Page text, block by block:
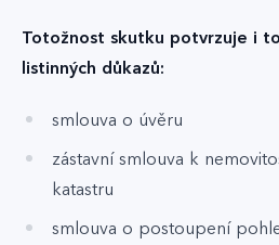
Totožnost skutku potvrzuje i
listinných důkazů:
smlouva o úvěru
zástavní smlouva k
katastru
smlouva o postoupení